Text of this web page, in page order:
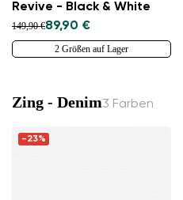
Revive - Black & White
149,90 €89,90 €
2 Größen auf Lager
Zing - Denim3 Farben
-23%